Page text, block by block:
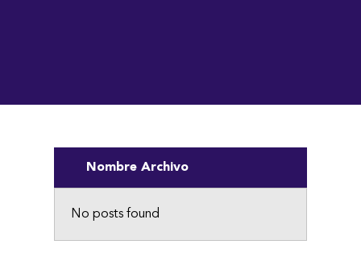
Nombre Archivo
No posts found